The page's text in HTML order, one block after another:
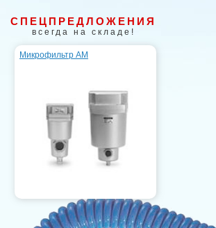
СПЕЦПРЕДЛОЖЕНИЯ
всегда на складе!
Микрофильтр AM